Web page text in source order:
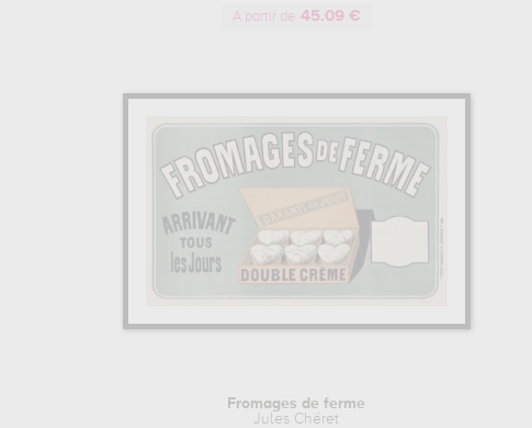
A partir de 45.09 €
Fromages de ferme
Jules Chéret